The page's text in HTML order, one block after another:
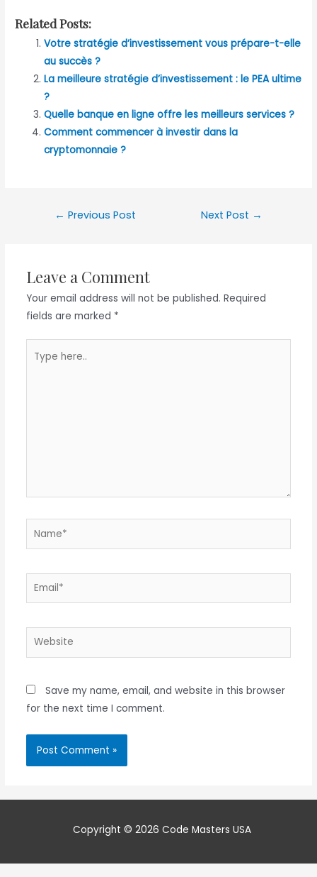
Related Posts:
Votre stratégie d’investissement vous prépare-t-elle
au succès ?
La meilleure stratégie d’investissement : le PEA ultime
?
Quelle banque en ligne offre les meilleurs services ?
Comment commencer à investir dans la
cryptomonnaie ?
← Previous Post Next Post →
Leave a Comment
Your email address will not be published. Required
fields are marked *
here..
Name*
Email*
Website
Save my name, email, and website in this browser
for the next time I comment.
Copyright © 2026 Code Masters USA